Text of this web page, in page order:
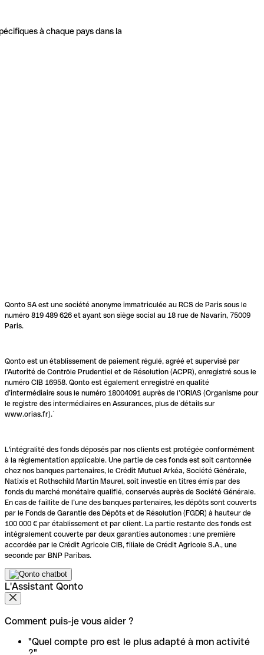
à chaque pays dans la
Qonto SA est une société anonyme immatriculée au RCS de Paris sous le
numéro 819 489 626 et ayant son siège social au 18 rue de Navarin, 75009
Paris.
Qonto est un établissement de paiement régulé, agréé et supervisé par
l'Autorité de Contrôle Prudentiel et de Résolution (ACPR), enregistré sous le
numéro CIB 16958. Qonto est également enregistré en qualité
d’intermédiaire sous le numéro 18004091 auprès de l’ORIAS (Organisme pour
le registre des intermédiaires en Assurances, plus de détails sur
www.orias.fr).`
L'intégralité des fonds déposés par nos clients est protégée conformément
à la réglementation applicable. Une partie de ces fonds est soit cantonnée
chez nos banques partenaires, le Crédit Mutuel Arkéa, Société Générale,
Natixis et Rothschild Martin Maurel, soit investie en titres émis par des
fonds du marché monétaire qualifié, conservés auprès de Société Générale.
En cas de faillite de l’une des banques partenaires, les dépôts sont couverts
par le Fonds de Garantie des Dépôts et de Résolution (FGDR) à hauteur de
100 000 € par établissement et par client. La partie restante des fonds est
intégralement couverte par deux garanties autonomes : une première
accordée par le Crédit Agricole CIB, filiale de Crédit Agricole S.A., une
seconde par BNP Paribas.
L'Assistant Qonto
Comment puis-je vous aider ?
"Quel compte pro est le plus adapté à mon activité